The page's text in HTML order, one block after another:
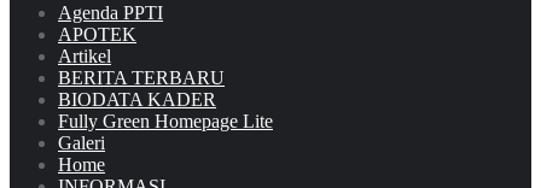
Agenda PPTI
APOTEK
Artikel
BERITA TERBARU
BIODATA KADER
Fully Green Homepage Lite
Galeri
Home